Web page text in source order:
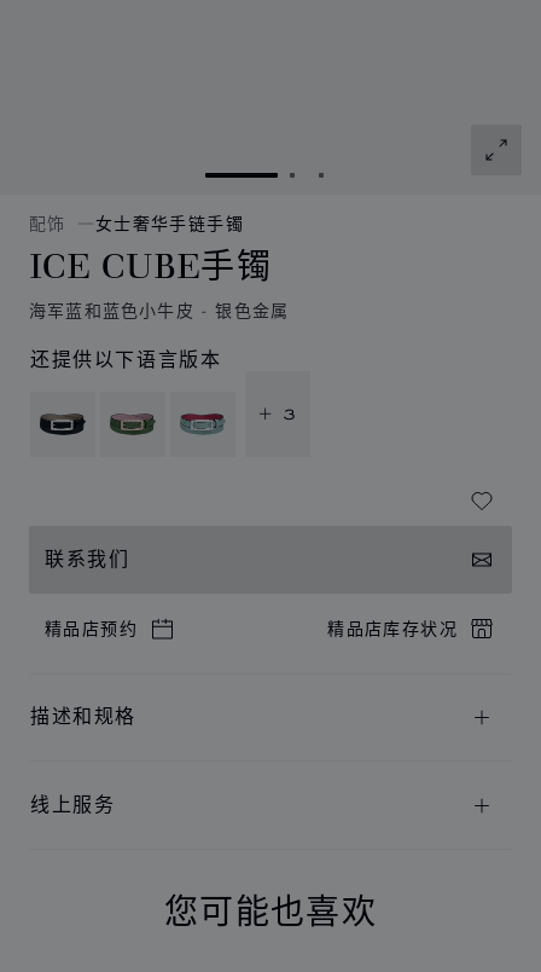
转到幻灯片 1转到幻灯片 2
转到幻灯片 3
配饰 女士奢华手链手镯
ICE CUBE手镯
海军蓝和蓝色小牛皮 - 银色金属
还提供以下语言版本
+ 3
联系我们
精品店预约 精品店库存状况
描述和规格
线上服务
您可能也喜欢